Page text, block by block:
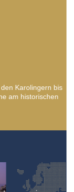
Karolingern bis
am historischen